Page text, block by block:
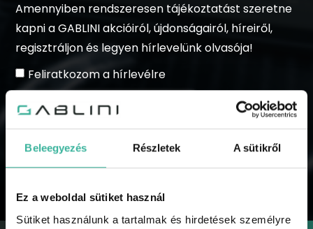
Beleegyezés Részletek A sütikről
Ez a weboldal sütiket használ
Sütiket használunk a tartalmak és hirdetések személyre
Amennyiben rendszeresen tájékoztatást szeretne
kapni a GABLINI akcióiról, újdonságairól, híreiről,
regisztráljon és legyen hírlevelünk olvasója!
Feliratkozom a hírlevélre
KÜLDÉS